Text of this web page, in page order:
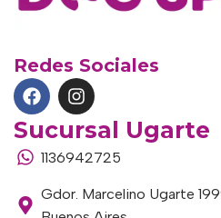
Redes Sociales
Sucursal Ugarte
1136942725
Gdor. Marcelino Ugarte